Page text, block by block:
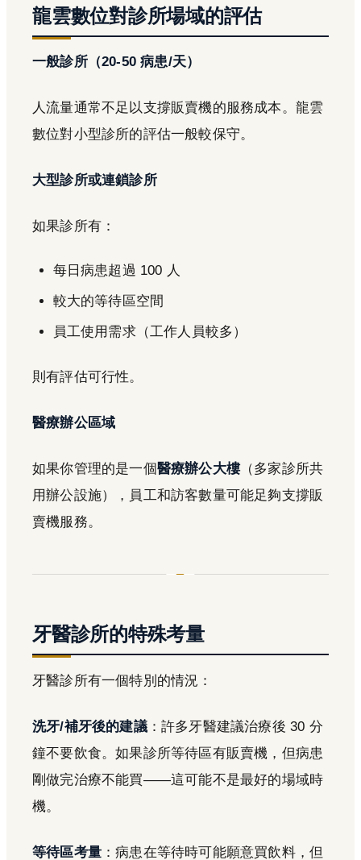
龍雲數位對診所場域的評估
一般診所（20-50 病患/天）
人流量通常不足以支撐販賣機的服務成本。龍雲
數位對小型診所的評估一般較保守。
大型診所或連鎖診所
如果診所有：
每日病患超過 100 人
較大的等待區空間
員工使用需求（工作人員較多）
則有評估可行性。
醫療辦公區域
如果你管理的是一個醫療辦公大樓（多家診所共
用辦公設施），員工和訪客數量可能足夠支撐販
賣機服務。
牙醫診所的特殊考量
牙醫診所有一個特別的情況：
洗牙/補牙後的建議：許多牙醫建議治療後 30 分
鐘不要飲食。如果診所等待區有販賣機，但病患
剛做完治療不能買——這可能不是最好的場域時
機。
等待區考量 ：病患在等待時可能願意買飲料，但